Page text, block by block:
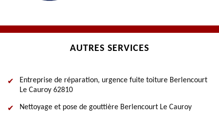
AUTRES SERVICES
Entreprise de réparation, urgence fuite toiture Berlencourt
Le Cauroy 62810
Nettoyage et pose de gouttière Berlencourt Le Cauroy